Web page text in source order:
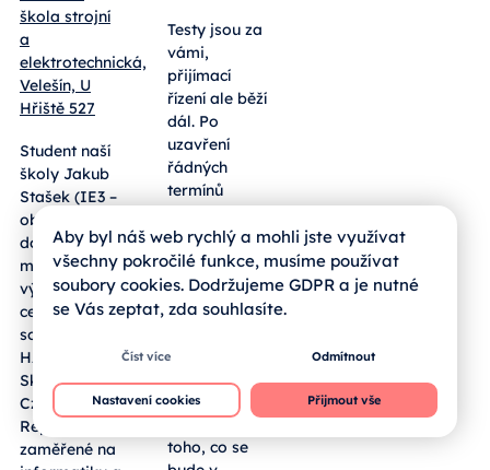
Od: Střední
odborná
škola strojní
a
elektrotechnická,
Hřiště 527
Student naší
školy Jakub
Stašek (IE3 –
obor EPS)
dosáhl
mimořádného
výsledku v
celostátní
soutěži
HAXAGON
Skirmish
Czech
možností
Testy jsou za
vámi,
přijímací
řízení ale běží
dál. Po
uzavření
řádných
termínů
jednotných
přijímaček
pro maturitní
nástavby
žáky fáze
hodnocení.
Přinášíme
Aby byl náš web rychlý a mohli jste využívat
všechny pokročilé funkce, musíme používat
soubory cookies. Dodržujeme GDPR a je nutné
se Vás zeptat, zda souhlasíte.
Číst více Odmítnout
Nastavení cookies Přijmout vše